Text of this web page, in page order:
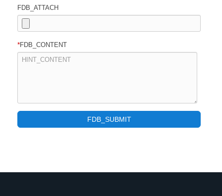
FDB_ATTACH
*FDB_CONTENT
FDB_SUBMIT